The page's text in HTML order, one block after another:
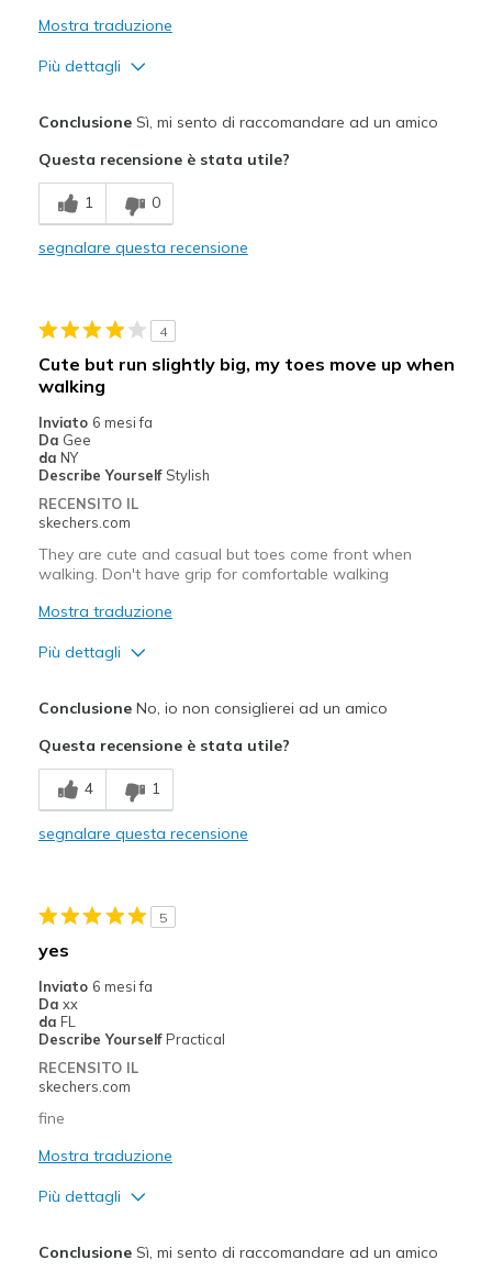
Mostra traduzione
Più dettagli
Breathe Well
Comfortable
Difetti
Arch support maybe too high
Migliori Utilizzi:
Casual Wear
Going Out
Travel
Sizing
View On Shoes
ConclusioneSì, mi sento di raccomandare ad un amico
Questa recensione è stata utile?
1 0
segnalare questa recensione
4
Cute but run slightly big, my toes move up when
walking
Inviato 6 mesi fa
Da Gee
da NY
Describe Yourself Stylish
RECENSITO IL
skechers.com
They are cute and casual but toes come front when
walking. Don't have grip for comfortable walking
Mostra traduzione
Più dettagli
Breathe Well
Durable
Travel
Width
Sizing
View On Shoes
ConclusioneNo, io non consiglierei ad un amico
Questa recensione è stata utile?
4 1
segnalare questa recensione
5
yes
Inviato 6 mesi fa
Da xx
da FL
Describe Yourself Practical
RECENSITO IL
skechers.com
fine
Mostra traduzione
Più dettagli
ConclusioneSì, mi sento di raccomandare ad un amico